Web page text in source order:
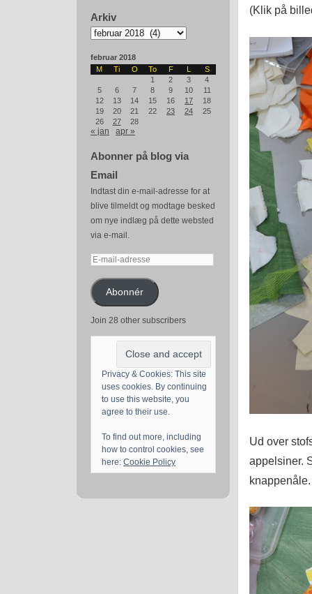
Arkiv
Arkiv
februar 2018
M
Ti O To F L
S
1
2 3
4
5
6 7 8 9 10
11
12
13 14 15 16 17
18
19
20 21 22 23 24
25
26
27 28
« jan apr »
Abonner på blog via
Email
Indtast din e-mail-adresse for at
blive tilmeldt og modtage besked
om nye indlæg på dette websted
via e-mail.
E-
adresseAbonnér
Join 28 other subscribers
Privacy & Cookies: This site
uses cookies. By continuing
to use this website, you
agree to their use.
To find out more, including
how to control cookies, see
here: Cookie Policy
(Klik på
Ud over
appelsiner.
knappenåle.